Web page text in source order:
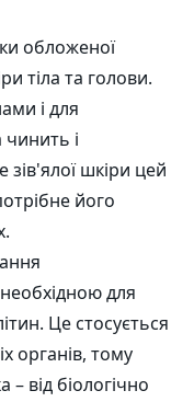
обложеної
тіла та голови.
і для
і
шкіри цей
його
для
Це стосується
органів, тому
від біологічно